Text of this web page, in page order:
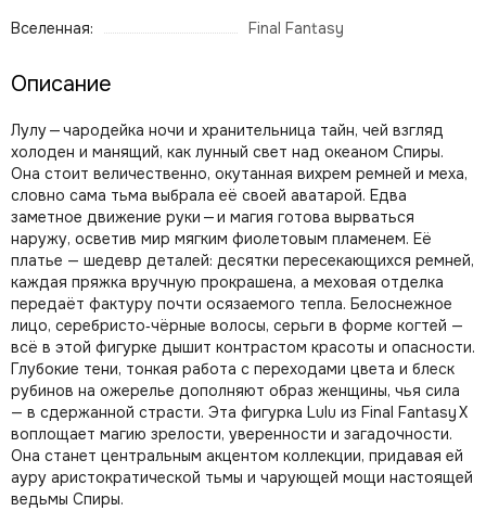
Вселенная: Final Fantasy
Описание
Лулу — чародейка ночи и хранительница тайн, чей взгляд
холоден и манящий, как лунный свет над океаном Спиры.
Она стоит величественно, окутанная вихрем ремней и меха,
словно сама тьма выбрала её своей аватарой. Едва
заметное движение руки — и магия готова вырваться
наружу, осветив мир мягким фиолетовым пламенем. Её
платье — шедевр деталей: десятки пересекающихся ремней,
каждая пряжка вручную прокрашена, а меховая отделка
передаёт фактуру почти осязаемого тепла. Белоснежное
лицо, серебристо‑чёрные волосы, серьги в форме когтей —
всё в этой фигурке дышит контрастом красоты и опасности.
Глубокие тени, тонкая работа с переходами цвета и блеск
рубинов на ожерелье дополняют образ женщины, чья сила
— в сдержанной страсти. Эта фигурка Lulu из Final Fantasy X
воплощает магию зрелости, уверенности и загадочности.
Она станет центральным акцентом коллекции, придавая ей
ауру аристократической тьмы и чарующей мощи настоящей
ведьмы Спиры.